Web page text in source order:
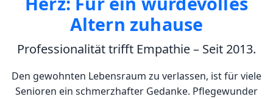
Altern zuhause
Professionalität trifft Empathie – Seit 2013.
Den gewohnten Lebensraum zu verlassen, ist für viele
Senioren ein schmerzhafter Gedanke. Pflegewunder